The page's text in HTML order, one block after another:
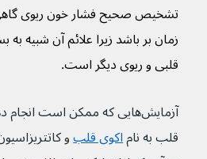
تشخیص صحیح فشار خون ریوی
قلبی و ریوی دیگر است.
آزمایش‌هایی که ممکن است
قلب به نام اکوی قلب و